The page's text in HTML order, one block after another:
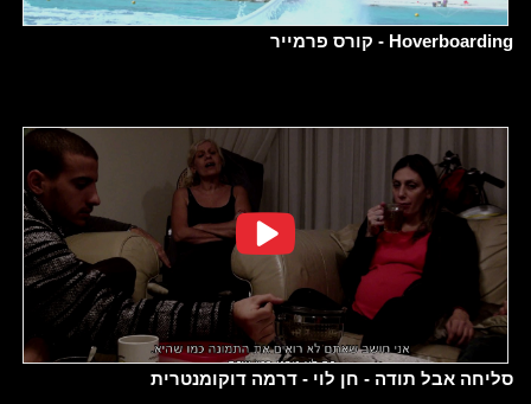
Hoverboarding - קורס פרמייר
סליחה אבל תודה - חן לוי - דרמה דוקומנטרית